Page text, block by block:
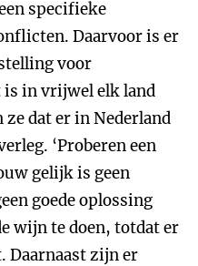
specifieke
Daarvoor is er
voor
in vrijwel elk land
dat er in Nederland
‘Proberen een
gelijk is geen
goede oplossing
wijn te doen, totdat er
Daarnaast zijn er